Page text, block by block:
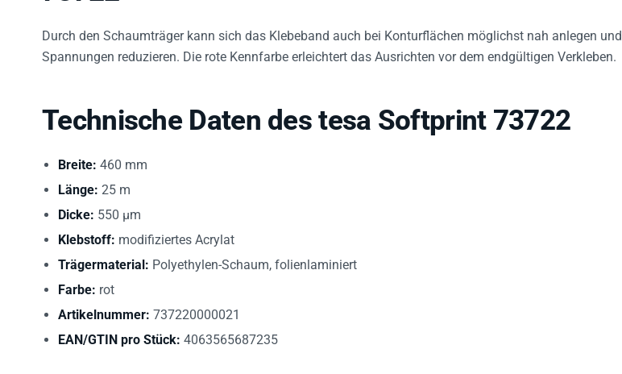
Durch den Schaumträger kann sich das Klebeband auch bei Konturflächen möglichst nah anlegen und
Spannungen reduzieren. Die rote Kennfarbe erleichtert das Ausrichten vor dem endgültigen Verkleben.
Technische Daten des tesa Softprint 73722
Breite: 460 mm
Länge: 25 m
Dicke: 550 µm
Klebstoff: modifiziertes Acrylat
Trägermaterial: Polyethylen-Schaum, folienlaminiert
Farbe: rot
Artikelnummer: 737220000021
EAN/GTIN pro Stück: 4063565687235